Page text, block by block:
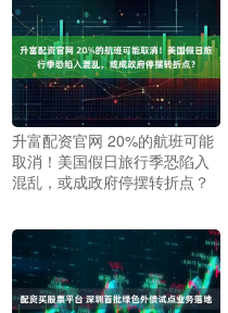
升富配资官网 20%的航班可能
取消！美国假日旅行季恐陷入
混乱，或成政府停摆转折点？